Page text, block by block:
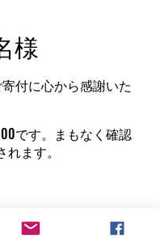
様
付に心から感謝いた
です。まもなく確認
ます。